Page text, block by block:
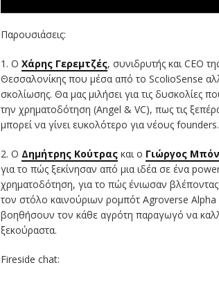
Παρουσιάσεις:
1. Ο Χάρης Γερεμτζές, συνιδρυτής και CEO
Θεσσαλονίκης που μέσα από το ScolioSense
σκολίωσης. Θα μας μιλήσει για τις δυσκολίες
την χρηματοδότηση (Angel & VC), πως τις
μπορεί να γίνει ευκολότερο για νέους founders.
2. Ο Δημήτρης Κούτρας και ο Γιώργος
για το πώς ξεκίνησαν από μια ιδέα σε ένα
χρηματοδότηση, για το πώς ένιωσαν
τον στόλο καινούριων ρομπότ Agroverse
βοηθήσουν τον κάθε αγρότη παραγωγό να
ξεκούραστα.
Fireside chat: